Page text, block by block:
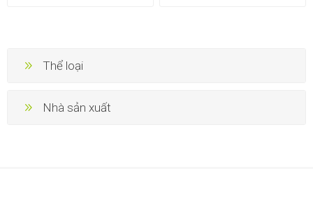
Thể loại
Nhà sản xuất